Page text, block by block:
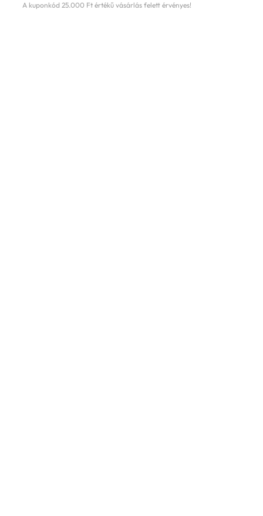
A kuponkód 25.000 Ft értékű vásárlás felett érvényes!